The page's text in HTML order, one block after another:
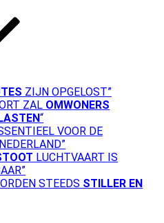
ZIJN OPGELOST”
ZAL OMWONERS
“
VOOR DE
LUCHTVAART IS
STEEDS STILLER EN